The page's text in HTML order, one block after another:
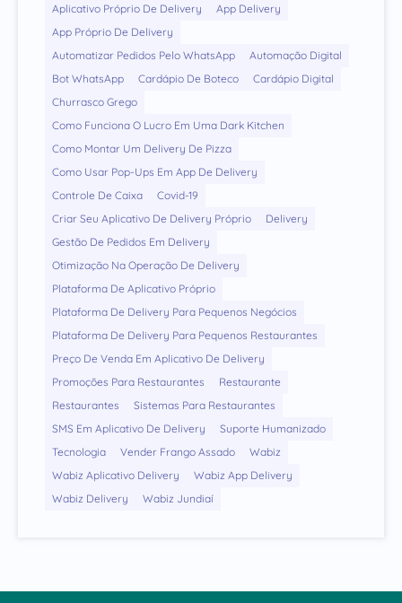
Aplicativo Próprio De Delivery
App Delivery
App Próprio De Delivery
Automatizar Pedidos Pelo WhatsApp
Automação Digital
Bot WhatsApp
Cardápio De Boteco
Cardápio Digital
Churrasco Grego
Como Funciona O Lucro Em Uma Dark Kitchen
Como Montar Um Delivery De Pizza
Como Usar Pop-Ups Em App De Delivery
Controle De Caixa
Covid-19
Criar Seu Aplicativo De Delivery Próprio
Delivery
Gestão De Pedidos Em Delivery
Otimização Na Operação De Delivery
Plataforma De Aplicativo Próprio
Plataforma De Delivery Para Pequenos Negócios
Plataforma De Delivery Para Pequenos Restaurantes
Preço De Venda Em Aplicativo De Delivery
Promoções Para Restaurantes
Restaurante
Restaurantes
Sistemas Para Restaurantes
SMS Em Aplicativo De Delivery
Suporte Humanizado
Tecnologia
Vender Frango Assado
Wabiz
Wabiz Aplicativo Delivery
Wabiz App Delivery
Wabiz Delivery
Wabiz Jundiaí